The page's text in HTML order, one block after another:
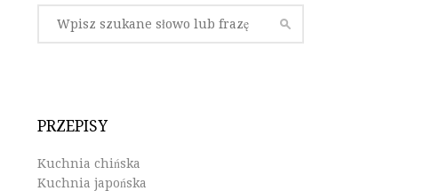
PRZEPISY
Kuchnia chińska
Kuchnia japońska